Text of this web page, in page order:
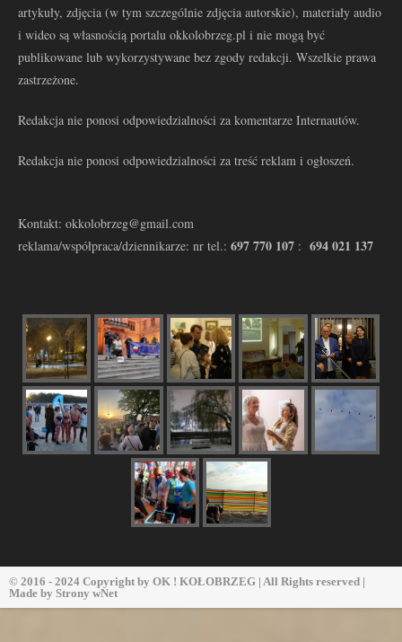
artykuły, zdjęcia (w tym szczególnie zdjęcia autorskie), materiały audio
i wideo są własnością portalu okkolobrzeg.pl i nie mogą być
publikowane lub wykorzystywane bez zgody redakcji. Wszelkie prawa
zastrzeżone.
Redakcja nie ponosi odpowiedzialności za komentarze Internautów.
Redakcja nie ponosi odpowiedzialności za treść reklam i ogłoszeń.
Kontakt: okkolobrzeg@gmail.com
reklama/współpraca/dziennikarze: nr tel.: 697 770 107 : 694 021 137
© 2016 - 2024 Copyright by OK ! KOŁOBRZEG | All Rights reserved |
Made by Strony wNet